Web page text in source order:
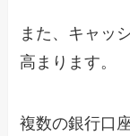
また、キャッ
高まります。
複数の銀行口